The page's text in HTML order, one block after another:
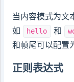
当内容模式为文
如
hello 和
和帧尾可以配置
正则表达式